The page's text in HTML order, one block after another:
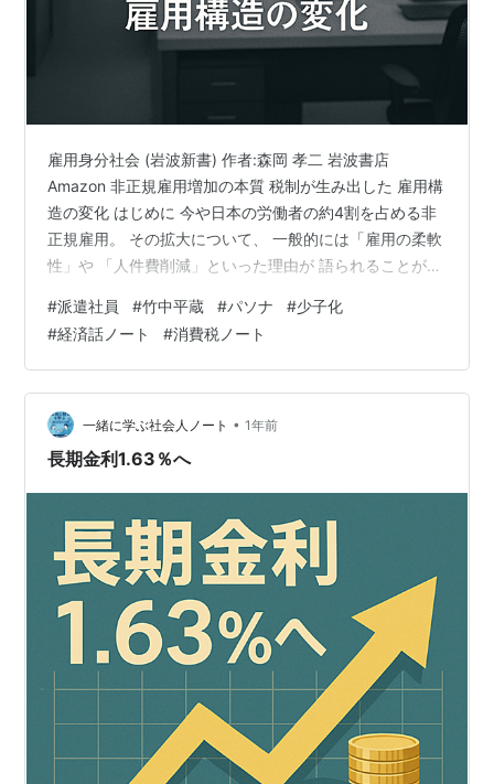
雇用身分社会 (岩波新書) 作者:森岡 孝二 岩波書店
Amazon 非正規雇用増加の本質 税制が生み出した 雇用構
造の変化 はじめに 今や日本の労働者の約4割を占める非
正規雇用。 その拡大について、 一般的には「雇用の柔軟
性」や 「人件費削減」といった理由が 語られることが多
と具体的で強力な経済的インセンティブが 働いているこ
とが見えてくる。 それが「消費税の仕入税額控除制度」
と 「社会保険料の企業負担」という、 2つの制度設計が
生み出した構造的な問題である。 本記事では、数値を用
いた具体的な シミュレーションを通じて、企業が非正規
雇用を…
#派遣社員 #竹中平蔵 #パソナ #少子化
#経済話ノート #消費税ノート
一緒に学ぶ社会人ノート • 1年前
長期金利1.63％へ